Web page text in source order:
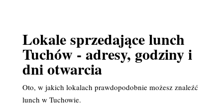
Lokale sprzedające lunch
Tuchów - adresy, godziny i
dni otwarcia
Oto, w jakich lokalach prawdopodobnie możesz znaleźć
lunch w Tuchowie.